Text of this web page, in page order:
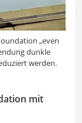
„even
dunkle
werden.
mit